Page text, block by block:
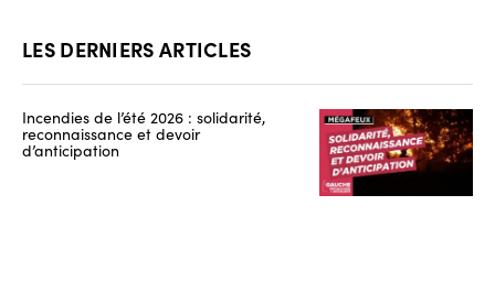
LES DERNIERS ARTICLES
Incendies de l’été 2026 : solidarité,
reconnaissance et devoir
d’anticipation